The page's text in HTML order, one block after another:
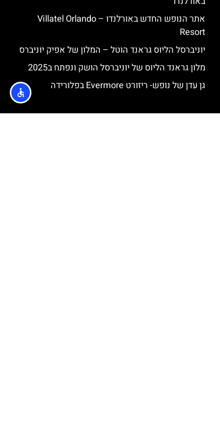
אתר הנופש החדש באורלנדו – Villatel Orlando
Resort
יוניברסל הליוס גראנד הוטל – המלון של אפיק יוניברס
מלון גראנד הליוס של יוניברסל הושק ונפתח ב2025
גן עדן של נופש- ריזורט Evermore בפלורידה